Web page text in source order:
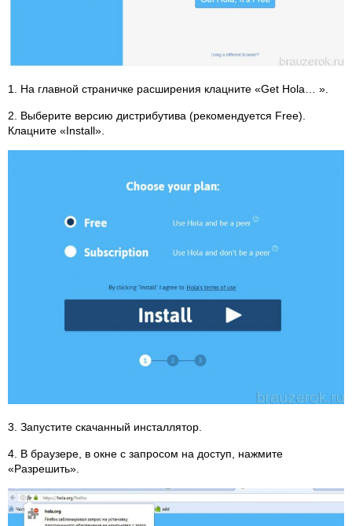
1. На главной страничке расширения клацните «Get Hola… ».
2. Выберите версию дистрибутива (рекомендуется Free).
Клацните «Install».
3. Запустите скачанный инсталлятор.
4. В браузере, в окне с запросом на доступ, нажмите
«Разрешить».